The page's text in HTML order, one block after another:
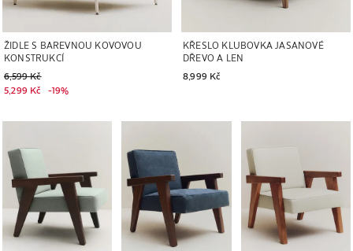
ŽIDLE S BAREVNOU KOVOVOU
KONSTRUKCÍ
Stará cena 6,599 Kč
6,599 Kč
Aktuální cena 5,299 Kč
5,299 Kč 19% SLEVA
-19%
KŘESLO KLUBOVKA JASANOVÉ
DŘEVO A LEN
8,999 Kč
Obrázek změněn na 1 z 6 Obrázek změněn na 1 z 6 Obrázek změněn na 1 z